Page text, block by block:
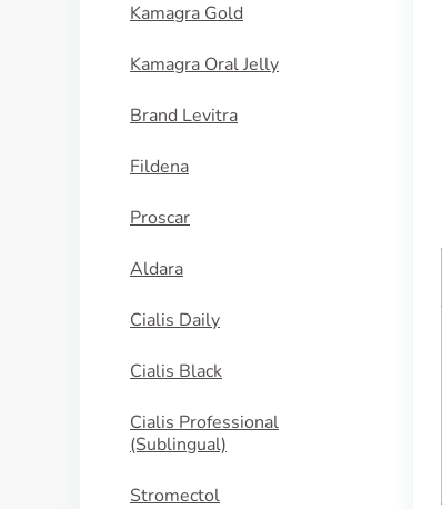
Kamagra Gold
Kamagra Oral Jelly
Brand Levitra
Fildena
Proscar
Aldara
Cialis Daily
Cialis Black
Cialis Professional
(Sublingual)
Stromectol